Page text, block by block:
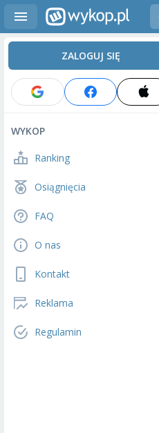
ZALOGUJ SIĘ
WYKOP
Ranking
Osiągnięcia
FAQ
O nas
Kontakt
Reklama
Regulamin